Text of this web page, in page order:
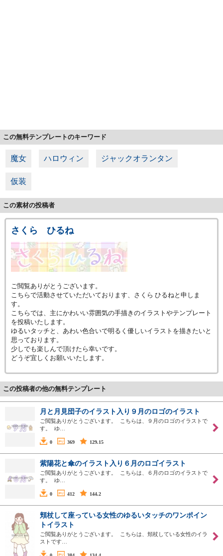
この無料テンプレートのキーワード
魔女 ハロウィン ジャックオランタン
仮装
この素材の投稿者
さくら ひるね
ご閲覧ありがとうございます。
こちらで活動させていただいております、さくら ひるねと申しま
す。
こちらでは、主にかわいい雰囲気の手描きのイラストやテンプレート
を投稿いたします。
ゆるいタッチと、あわい色合いで明るく優しいイラストを描きたいと
思っております。
少しでも楽しんで頂けたら幸いです。
どうぞ宜しくお願いいたします。
この投稿者の他の無料テンプレート
月と月見団子のイラスト入り９月のロゴのイラスト
ご閲覧ありがとうございます。 こちらは、９月のロゴのイラストで
す。 ゆ…
0 369 129.15
紫陽花と傘のイラスト入り６月のロゴイラスト
ご閲覧ありがとうございます。 こちらは、６月のロゴのイラストで
す。 ゆ…
0 412 144.2
頬杖して座っている女性のゆるいタッチのワンポイン
トイラスト
ご閲覧ありがとうございます。 こちらは、頬杖している女性のイラ
ストです…